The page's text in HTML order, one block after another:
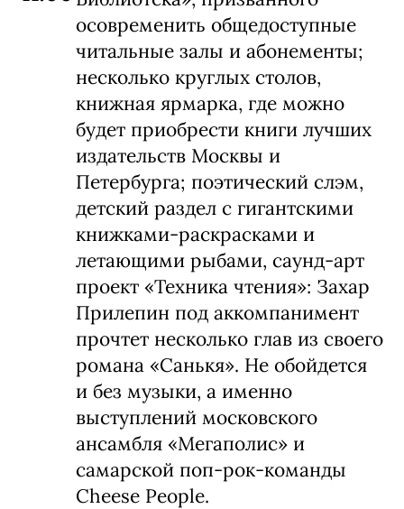
осовременить общедоступные
читальные залы и абонементы;
несколько круглых столов,
книжная ярмарка, где можно
будет приобрести книги лучших
издательств Москвы и
Петербурга; поэтический слэм,
детский раздел с гигантскими
книжками-раскрасками и
летающими рыбами, саунд-арт
проект «Техника чтения»: Захар
Прилепин под аккомпанимент
прочтет несколько глав из своего
романа «Санькя». Не обойдется
и без музыки, а именно
выступлений московского
ансамбля «Мегаполис» и
самарской поп-рок-команды
Cheese People.